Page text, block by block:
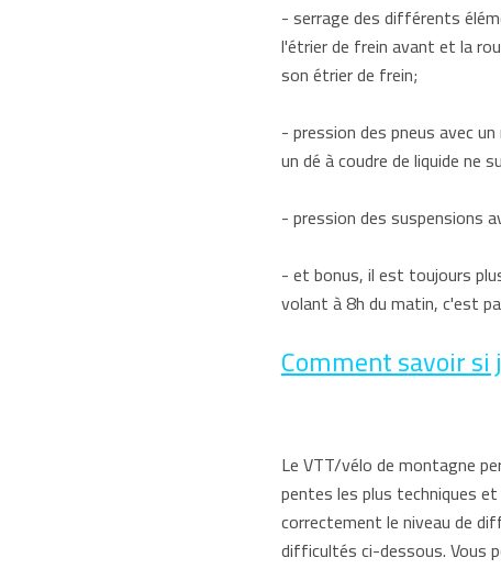
- serrage des différents
l'étrier de frein avant et la
son étrier de frein;
- pression des pneus avec
un dé à coudre de liquide ne
- pression des suspensions
- et bonus, il est toujours
volant à 8h du matin, c'est
Comment savoir
Le VTT/vélo de montagne
pentes les plus techniques
correctement le niveau de
difficultés ci-dessous. Vous